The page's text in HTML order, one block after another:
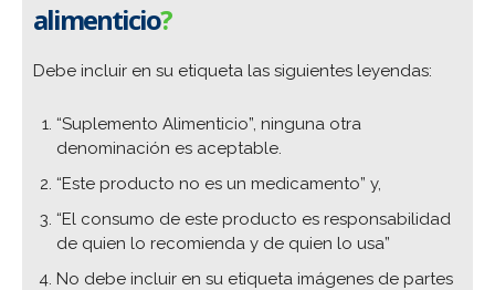
alimenticio?
Debe incluir en su etiqueta las siguientes leyendas:
“Suplemento Alimenticio”, ninguna otra
denominación es aceptable.
“Este producto no es un medicamento” y,
“El consumo de este producto es responsabilidad
de quien lo recomienda y de quien lo usa”
No debe incluir en su etiqueta imágenes de partes